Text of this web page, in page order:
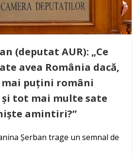
(deputat AUR): „Ce
avea România dacă,
puțini români
tot mai multe sate
amintiri?”
Șerban trage un semnal de